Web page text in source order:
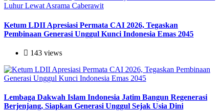
Ketum LDII Apresiasi Permata CAI 2026, Tegaskan
Pembinaan Generasi Unggul Kunci Indonesia Emas 2045
143 views
Lembaga Dakwah Islam Indonesia Jatim Bangun Regenerasi
Berjenjang, Siapkan Generasi Unggul Sejak Usia Dini